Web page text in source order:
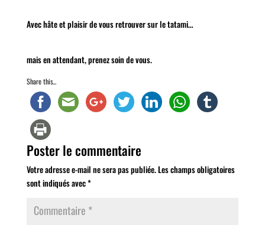
Avec hâte et plaisir de vous retrouver sur le tatami…
mais en attendant, prenez soin de vous.
Share this...
Poster le commentaire
Votre adresse e-mail ne sera pas publiée.Les champs obligatoires
sont indiqués avec*